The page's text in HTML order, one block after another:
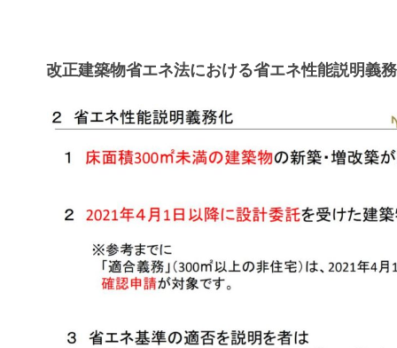
改正建築物省エネ法における省エネ性能説明義